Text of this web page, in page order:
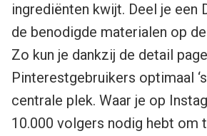
ingrediënten kwijt. Deel je een
de benodigde materialen op
Zo kun je dankzij de detail
Pinterestgebruikers optimaal
centrale plek. Waar je op
10.000 volgers nodig hebt om